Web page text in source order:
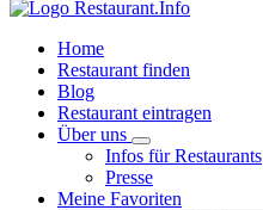
Home
Restaurant finden
Blog
Restaurant eintragen
Über uns
Infos für Restaurants
Presse
Meine Favoriten